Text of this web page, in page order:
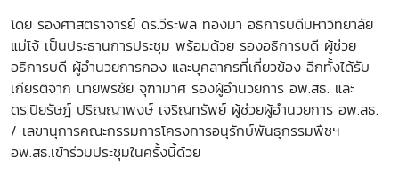
โดย รองศาสตราจารย์ ดร.วีระพล ทองมา อธิการบดีมหาวิทยาลัย
แม่โจ้ เป็นประธานการประชุม พร้อมด้วย รองอธิการบดี ผู้ช่วย
อธิการบดี ผู้อำนวยการกอง และบุคลากรที่เกี่ยวข้อง อีกทั้งได้รับ
เกียรติจาก นายพรชัย จุฑามาศ รองผู้อำนวยการ อพ.สธ. และ
ดร.ปิยรัษฎ์ ปริญญาพงษ์ เจริญทรัพย์ ผู้ช่วยผู้อำนวยการ อพ.สธ.
/ เลขานุการคณะกรรมการโครงการอนุรักษ์พันธุกรรมพืชฯ
อพ.สธ.เข้าร่วมประชุมในครั้งนี้ด้วย